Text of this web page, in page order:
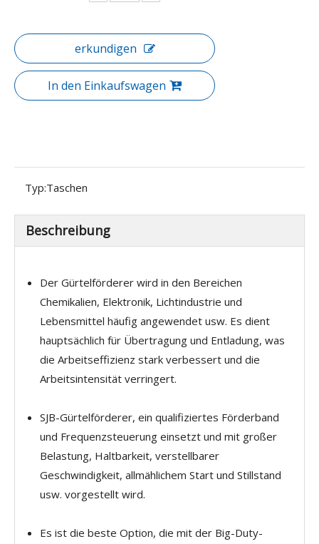
erkundigen
In den Einkaufswagen
Typ:Taschen
Beschreibung
Der Gürtelförderer wird in den Bereichen
Chemikalien, Elektronik, Lichtindustrie und
Lebensmittel häufig angewendet usw. Es dient
hauptsächlich für Übertragung und Entladung, was
die Arbeitseffizienz stark verbessert und die
Arbeitsintensität verringert.
SJB-Gürtelförderer, ein qualifiziertes Förderband
und Frequenzsteuerung einsetzt und mit großer
Belastung, Haltbarkeit, verstellbarer
Geschwindigkeit, allmählichem Start und Stillstand
usw. vorgestellt wird.
Es ist die beste Option, die mit der Big-Duty-